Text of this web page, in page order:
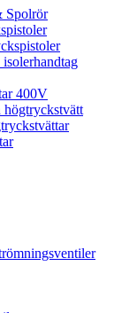
Spolrör
400V